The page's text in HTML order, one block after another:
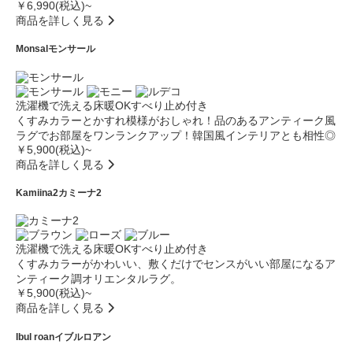
￥6,990(税込)~
商品を詳しく見る
Monsal モンサール
洗濯機で洗える 床暖OKすべり止め付き
くすみカラーとかすれ模様がおしゃれ！品のあるアンティーク風
ラグでお部屋をワンランクアップ！韓国風インテリアとも相性◎
￥5,900(税込)~
商品を詳しく見る
Kamiina2カミーナ2
洗濯機で洗える床暖OKすべり止め付き
くすみカラーがかわいい、敷くだけでセンスがいい部屋になるア
ンティーク調オリエンタルラグ。
￥5,900(税込)~
商品を詳しく見る
Ibul roanイブルロアン